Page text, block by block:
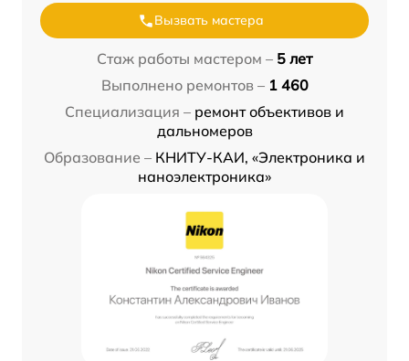
Вызвать мастера
Стаж работы мастером – 5 лет
Выполнено ремонтов – 1 460
Специализация – ремонт объективов и
дальномеров
Образование – КНИТУ-КАИ, «Электроника и
наноэлектроника»